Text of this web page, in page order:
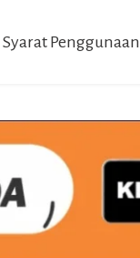
Syarat Penggunaan